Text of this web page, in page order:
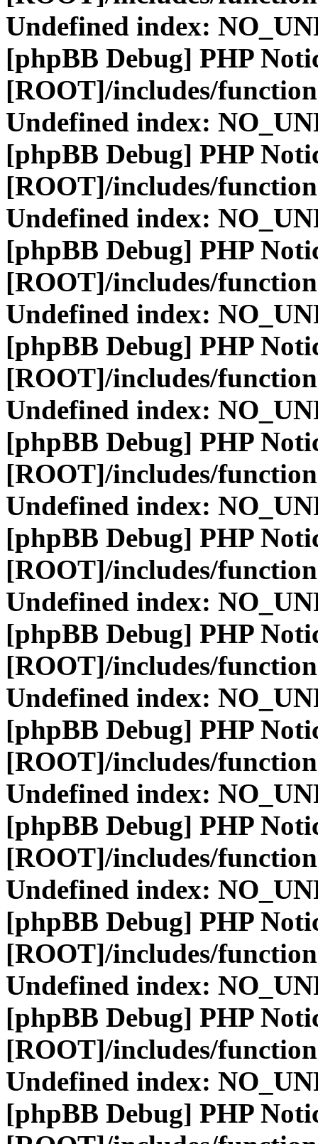
Undefined index:
[phpBB Debug] PHP
[ROOT]/includes/
Undefined index:
[phpBB Debug] PHP
[ROOT]/includes/
Undefined index:
[phpBB Debug] PHP
[ROOT]/includes/
Undefined index:
[phpBB Debug] PHP
[ROOT]/includes/
Undefined index:
[phpBB Debug] PHP
[ROOT]/includes/
Undefined index:
[phpBB Debug] PHP
[ROOT]/includes/
Undefined index:
[phpBB Debug] PHP
[ROOT]/includes/
Undefined index:
[phpBB Debug] PHP
[ROOT]/includes/
Undefined index:
[phpBB Debug] PHP
[ROOT]/includes/
Undefined index:
[phpBB Debug] PHP
[ROOT]/includes/
Undefined index:
[phpBB Debug] PHP
[ROOT]/includes/
Undefined index:
[phpBB Debug] PHP